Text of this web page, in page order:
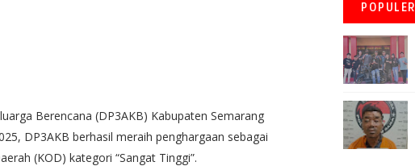
Berencana (DP3AKB) Kabupaten Semarang
DP3AKB berhasil meraih penghargaan sebagai
(KOD) kategori “Sangat Tinggi”.
POPULER